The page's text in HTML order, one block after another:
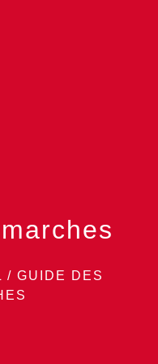
/ GUIDE DES